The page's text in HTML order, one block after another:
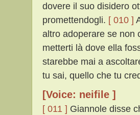
dovere il suo disidero
promettendogli. [ 010 ]
altro adoperare se non
metterti là dove ella
starebbe mai a
tu sai, quello che tu
[Voice: neifile ]
[ 011 ] Giannole disse